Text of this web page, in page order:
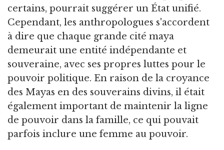
certains, pourrait suggérer un État unifié.
Cependant, les anthropologues s'accordent
à dire que chaque grande cité maya
demeurait une entité indépendante et
souveraine, avec ses propres luttes pour le
pouvoir politique. En raison de la croyance
des Mayas en des souverains divins, il était
également important de maintenir la ligne
de pouvoir dans la famille, ce qui pouvait
parfois inclure une femme au pouvoir.